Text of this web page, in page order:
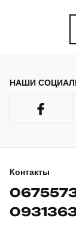
НАШИ
Контакты